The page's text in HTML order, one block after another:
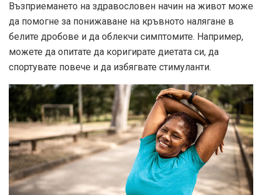
Възприемането на здравословен начин на живот може
да помогне за понижаване на кръвното налягане в
белите дробове и да облекчи симптомите. Например,
можете да опитате да коригирате диетата си, да
спортувате повече и да избягвате стимуланти.